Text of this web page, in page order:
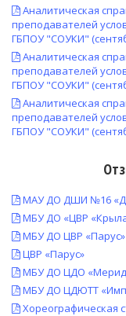
Аналитическая
преподавателей
ГБПОУ "СОУКИ"
Аналитическая
преподавателей
ГБПОУ "СОУКИ"
Аналитическая
преподавателей
ГБПОУ "СОУКИ"
МАУ ДО ДШИ №16
МБУ ДО «ЦВР
МБУ ДО ЦВР «Парус»
ЦВР «Парус»
МБУ ДО ЦДО
МБУ ДО ЦДЮТТ
Хореографическая